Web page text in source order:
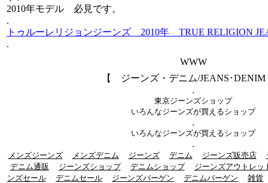
2010年モデル 必見です。
.
トゥルーレリジョンジーンズ 2010年 TRUE RELIGION
.
WWW
【 ジーンズ・デニム/JEANS･
.
東京ジーンズショップ
いろんなジーンズが買えるショップ
.
いろんなジーンズが買えるショップ
.
メンズジーンズ メンズデニム ジーンズ デニム ジーンズ販売店
デニム通販
ジーンズショップ デニムショップ
ジーンズアウトレッ
ンズセール
デニムセール ジーンズバーゲン デニムバーゲン
雑貨